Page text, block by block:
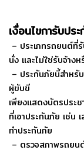
เงื่อนไขการับปร
– ประเภทรถยนต์ที่
นั่ง และไม่ใช่รับจ้างห
– ประกันภัยนี้สําหรั
ผู้ขับขี
เพียงแสดงบัตรประ
ที่เอาประกันภัย เช่น
ทำประกันภัย
– ตรวจสภาพรถยน